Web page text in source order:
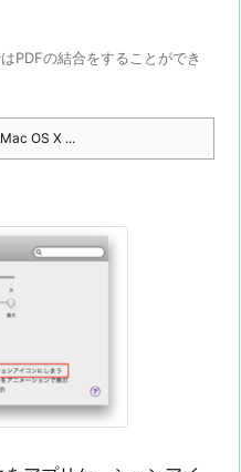
PDFの結合をすることができ
Mac OS X ...